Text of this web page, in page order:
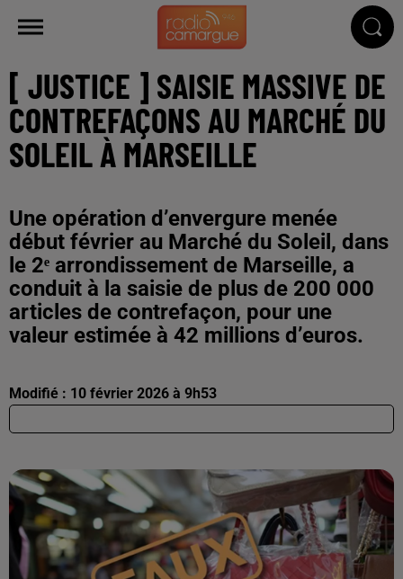
[ JUSTICE ] SAISIE MASSIVE DE
CONTREFAÇONS AU MARCHÉ DU
SOLEIL À MARSEILLE
Une opération d’envergure menée
début février au Marché du Soleil, dans
le 2ᵉ arrondissement de Marseille, a
conduit à la saisie de plus de 200 000
articles de contrefaçon, pour une
valeur estimée à 42 millions d’euros.
Modifié : 10 février 2026 à 9h53